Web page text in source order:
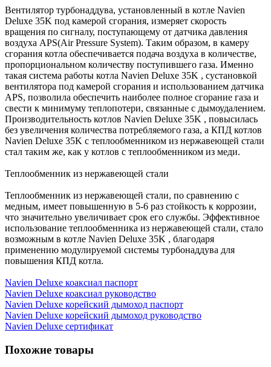
Вентилятор турбонаддува, установленный в котле Navien
Deluxe 35K под камерой сгорания, измеряет скорость
вращения по сигналу, поступающему от датчика давления
воздуха APS(Air Pressure System). Таким образом, в камеру
сгорания котла обеспечивается подача воздуха в количестве,
пропорциональном количеству поступившего газа. Именно
такая система работы котла Navien Deluxe 35K , сустановкой
вентилятора под камерой сгорания и использованием датчика
APS, позволила обеспечить наиболее полное сгорание газа и
свести к минимуму теплопотери, связанные с дымоудалением.
Производительность котлов Navien Deluxe 35K , повысилась
без увеличения количества потребляемого газа, а КПД котлов
Navien Deluxe 35K с теплообменником из нержавеющей стали
стал таким же, как у котлов с теплообменником из меди.
Теплообменник из нержавеющей стали
Теплообменник из нержавеющей стали, по сравнению с
медным, имеет повышенную в 5-6 раз стойкость к коррозии,
что значительно увеличивает срок его службы. Эффективное
использование теплообменника из нержавеющей стали, стало
возможным в котле Navien Deluxe 35K , благодаря
применению модулируемой системы турбонаддува для
повышения КПД котла.
Navien Deluxe коаксиал паспорт
Navien Deluxe коаксиал руководство
Navien Deluxe корейский дымоход паспорт
Navien Deluxe корейский дымоход руководство
Navien Deluxe сертификат
Похожие товары